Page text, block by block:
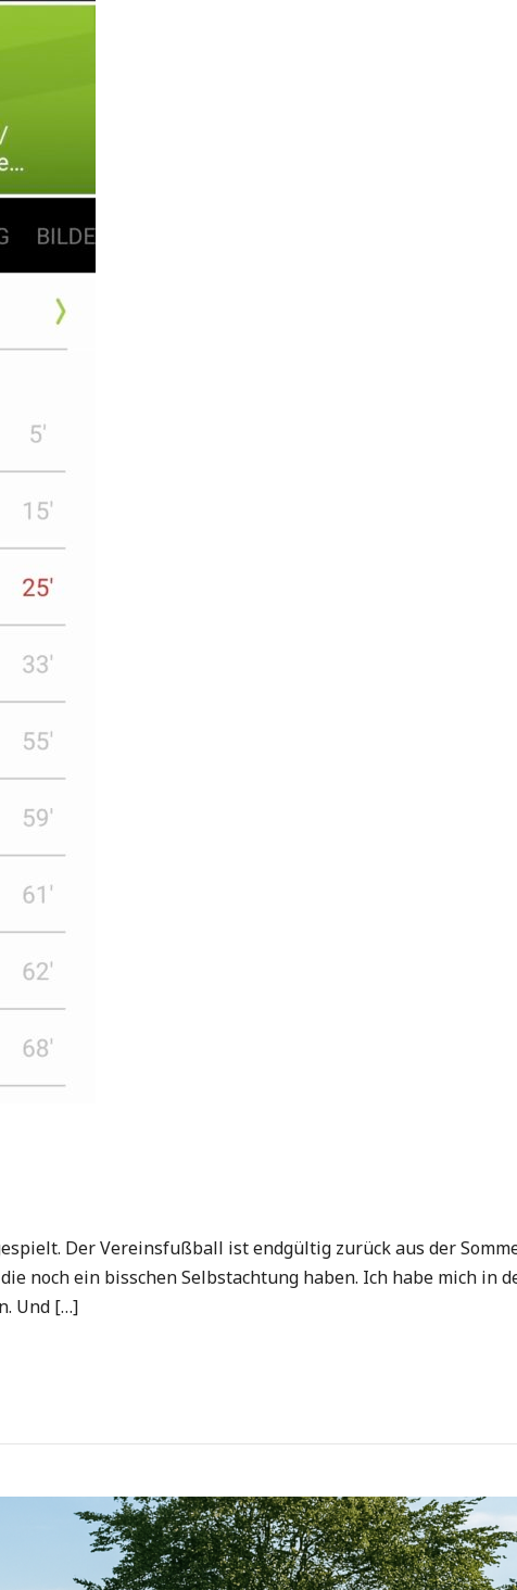
Der Vereinsfußball ist endgültig zurück aus der
noch ein bisschen Selbstachtung haben. Ich habe mich in
Und […]